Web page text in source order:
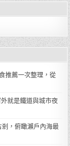
推薦一次整理，從
就是鐵道與城市夜
，俯瞰瀨戶內海最